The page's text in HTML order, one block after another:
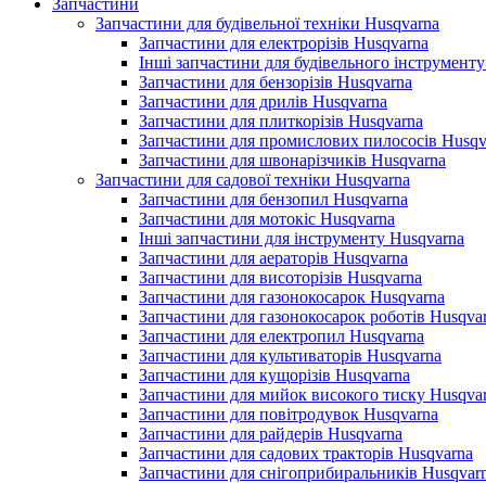
Запчастини
Запчастини для будівельної техніки Husqvarna
Запчастини для електрорізів Husqvarna
Інші запчастини для будівельного
Запчастини для бензорізів Husqvarna
Запчастини для дрилів Husqvarna
Запчастини для плиткорізів Husqvarna
Запчастини для промислових пилососів
Запчастини для швонарізчиків Husqvarna
Запчастини для садової техніки Husqvarna
Запчастини для бензопил Husqvarna
Запчастини для мотокіс Husqvarna
Інші запчастини для інструменту Husqvarna
Запчастини для аераторів Husqvarna
Запчастини для висоторізів Husqvarna
Запчастини для газонокосарок Husqvarna
Запчастини для газонокосарок роботів
Запчастини для електропил Husqvarna
Запчастини для культиваторів Husqvarna
Запчастини для кущорізів Husqvarna
Запчастини для мийок високого тиску
Запчастини для повітродувок Husqvarna
Запчастини для райдерів Husqvarna
Запчастини для садових тракторів Husqvarna
Запчастини для снігоприбиральників